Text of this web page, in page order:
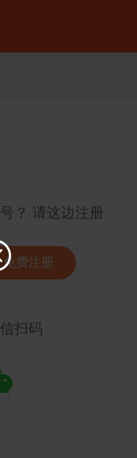
？ 请这边注册
免费注册
信扫码